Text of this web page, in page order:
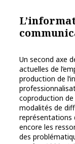
Un second axe
actuelles de
production de
coproduction de
modalités de
représentations
encore les
des